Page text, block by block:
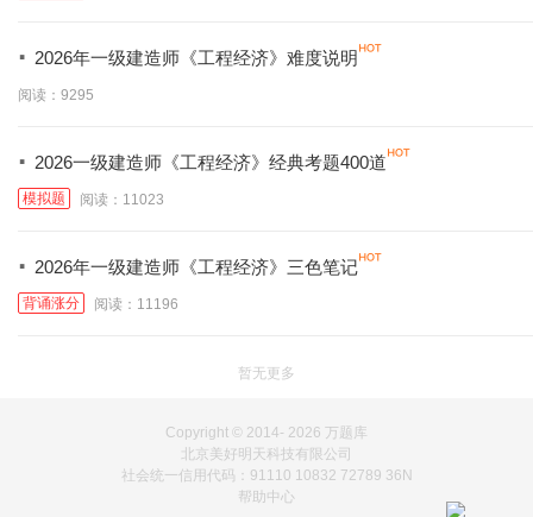
· 2026年一级建造师《工程经济》难度说明
阅读：9295
· 2026一级建造师《工程经济》经典考题400道
模拟题 阅读：11023
· 2026年一级建造师《工程经济》三色笔记
背诵涨分 阅读：11196
暂无更多
Copyright © 2014- 2026 万题库
北京美好明天科技有限公司
社会统一信用代码：91110 10832 72789 36N
帮助中心